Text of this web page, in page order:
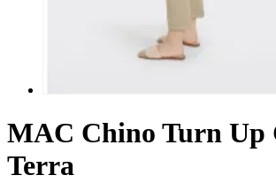
MAC Chino Turn Up
Terra